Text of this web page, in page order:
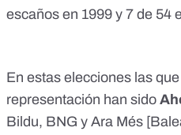
escaños en 1999 y 7 de 54
En estas elecciones las
representación han sido
Bildu, BNG y Ara Més